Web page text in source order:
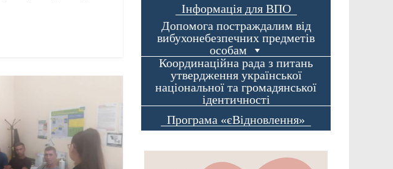
Інформація для ВПО
Допомога постраждалим від
вибухонебезпечних предметів
особам
Координаційна рада з питань
утвердження української
національної та громадянської
ідентичності
Програма «єВідновлення»